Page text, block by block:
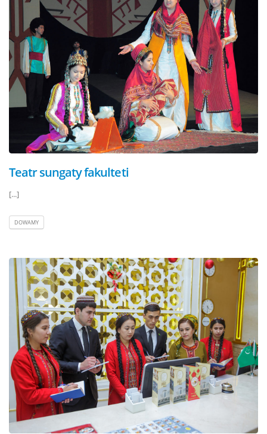
Teatr sungaty fakulteti
[...]
DOWAMY